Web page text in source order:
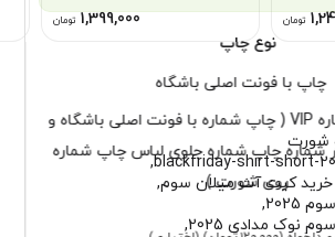
نوع چاپ
چاپ با فونت اصلی باشگاه
چاپ اسم و شماره VIP ( چاپ شماره با فونت اصلی باشگاه و
شماره چاپ شماره جلوی لباس چاپ شماره
روی شورت )
تومان 1,399,000 تومان
شورت
blackfriday-shirt-short-
,
خرید کیت آث میلان سوم,
,
نوک مدادی 2025
,